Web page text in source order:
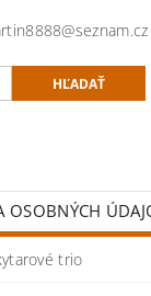
OSOBNÝCH
trio